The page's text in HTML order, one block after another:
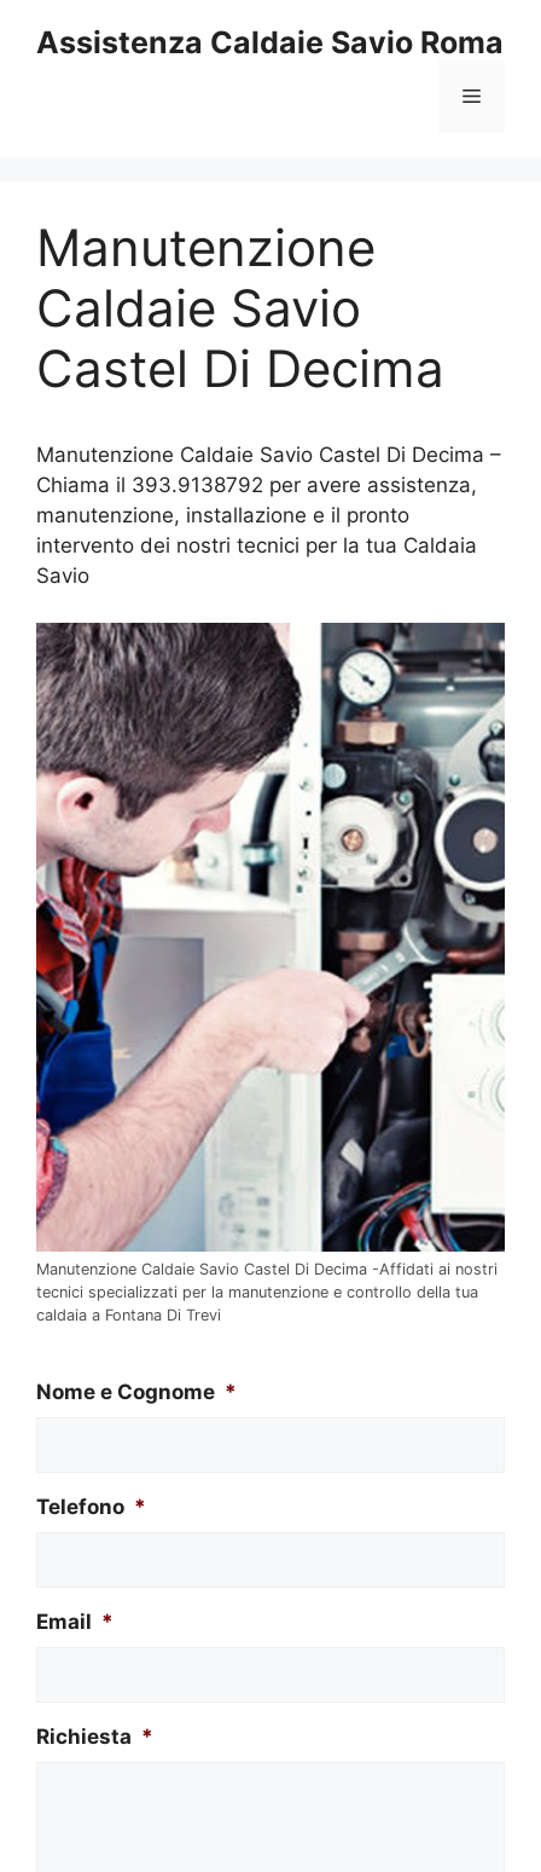
Assistenza Caldaie Savio Roma
Menu
Manutenzione
Caldaie Savio
Castel Di Decima
Manutenzione Caldaie Savio Castel Di Decima –
Chiama il 393.9138792 per avere assistenza,
manutenzione, installazione e il pronto
intervento dei nostri tecnici per la tua Caldaia
Savio
Manutenzione Caldaie Savio Castel Di Decima -Affidati ai nostri
tecnici specializzati per la manutenzione e controllo della tua
caldaia a Fontana Di Trevi
Nome e Cognome *
Telefono *
Email *
Richiesta *